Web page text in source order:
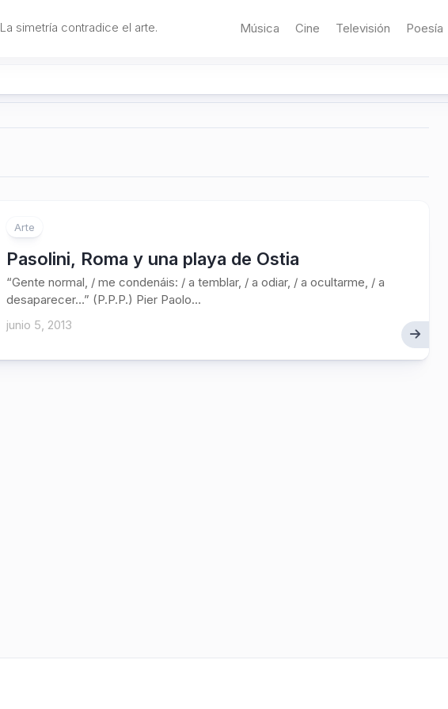
La simetría contradice el arte. Música Cine Televisión Poesía
Arte
Pasolini, Roma y una playa de Ostia
“Gente normal, / me condenáis: / a temblar, / a odiar, / a ocultarme, / a
desaparecer…” (P.P.P.) Pier Paolo...
junio 5, 2013